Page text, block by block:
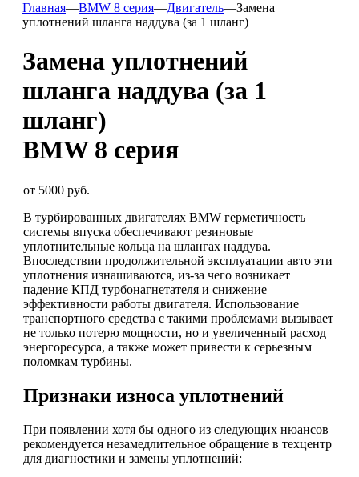
Главная—BMW 8 серия—Двигатель—Замена
уплотнений шланга наддува (за 1 шланг)
Замена уплотнений
шланга наддува (за 1
шланг)
BMW 8 серия
от 5000 руб.
В турбированных двигателях BMW герметичность
системы впуска обеспечивают резиновые
уплотнительные кольца на шлангах наддува.
Впоследствии продолжительной эксплуатации авто эти
уплотнения изнашиваются, из-за чего возникает
падение КПД турбонагнетателя и снижение
эффективности работы двигателя. Использование
транспортного средства с такими проблемами вызывает
не только потерю мощности, но и увеличенный расход
энергоресурса, а также может привести к серьезным
поломкам турбины.
Признаки износа уплотнений
При появлении хотя бы одного из следующих нюансов
рекомендуется незамедлительное обращение в техцентр
для диагностики и замены уплотнений: